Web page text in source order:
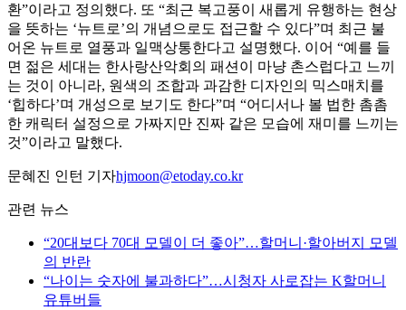
환”이라고 정의했다. 또 “최근 복고풍이 새롭게 유행하는 현상
을 뜻하는 ‘뉴트로’의 개념으로도 접근할 수 있다”며 최근 불
어온 뉴트로 열풍과 일맥상통한다고 설명했다. 이어 “예를 들
면 젊은 세대는 한사랑산악회의 패션이 마냥 촌스럽다고 느끼
는 것이 아니라, 원색의 조합과 과감한 디자인의 믹스매치를
‘힙하다’며 개성으로 보기도 한다”며 “어디서나 볼 법한 촘촘
한 캐릭터 설정으로 가짜지만 진짜 같은 모습에 재미를 느끼는
것”이라고 말했다.
문혜진 인턴 기자hjmoon@etoday.co.kr
관련 뉴스
“20대보다 70대 모델이 더 좋아”…할머니·할아버지 모델
의 반란
“나이는 숫자에 불과하다”…시청자 사로잡는 K할머니
유튜버들